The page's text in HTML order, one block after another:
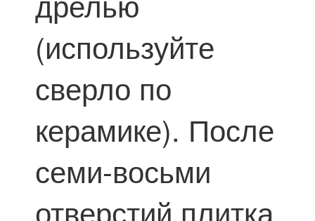
(используйте
сверло по
керамике). После
семи-восьми
отверстий плитка